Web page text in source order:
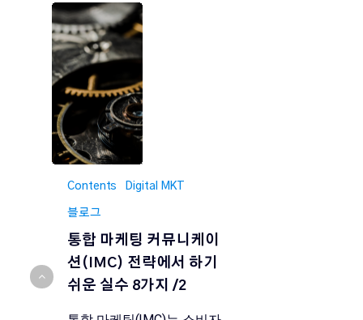
Contents Digital MKT
블로그
통합 마케팅 커뮤니케이
션(IMC) 전략에서 하기
쉬운 실수 8가지 /2